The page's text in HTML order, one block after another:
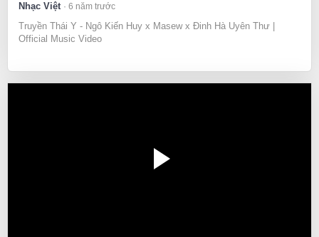
Nhạc Việt 6 năm trước
Truyền Thái Y - Ngô Kiến Huy x Masew x Đinh Hà Uyên Thư |
Official Music Video